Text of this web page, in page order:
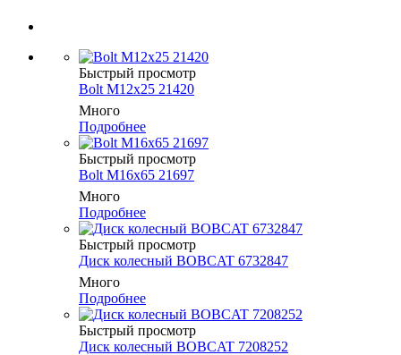
Быстрый просмотр
Bolt M12x25 21420
Много
Подробнее
Быстрый просмотр
Bolt M16x65 21697
Много
Подробнее
Быстрый просмотр
Диск колесный BOBCAT 6732847
Много
Подробнее
Быстрый просмотр
Диск колесный BOBCAT 7208252